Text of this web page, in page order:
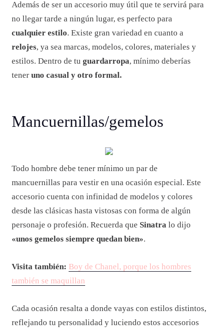
Además de ser un accesorio muy útil que te servirá para
no llegar tarde a ningún lugar, es perfecto para
cualquier estilo. Existe gran variedad en cuanto a
relojes, ya sea marcas, modelos, colores, materiales y
estilos. Dentro de tu guardarropa, mínimo deberías
tener uno casual y otro formal.
Mancuernillas/gemelos
Todo hombre debe tener mínimo un par de
mancuernillas para vestir en una ocasión especial. Este
accesorio cuenta con infinidad de modelos y colores
desde las clásicas hasta vistosas con forma de algún
personaje o profesión. Recuerda que Sinatra lo dijo
«unos gemelos siempre quedan bien».
Visita también: Boy de Chanel, porque los hombres
también se maquillan
Cada ocasión resalta a donde vayas con estilos distintos,
reflejando tu personalidad y luciendo estos accesorios